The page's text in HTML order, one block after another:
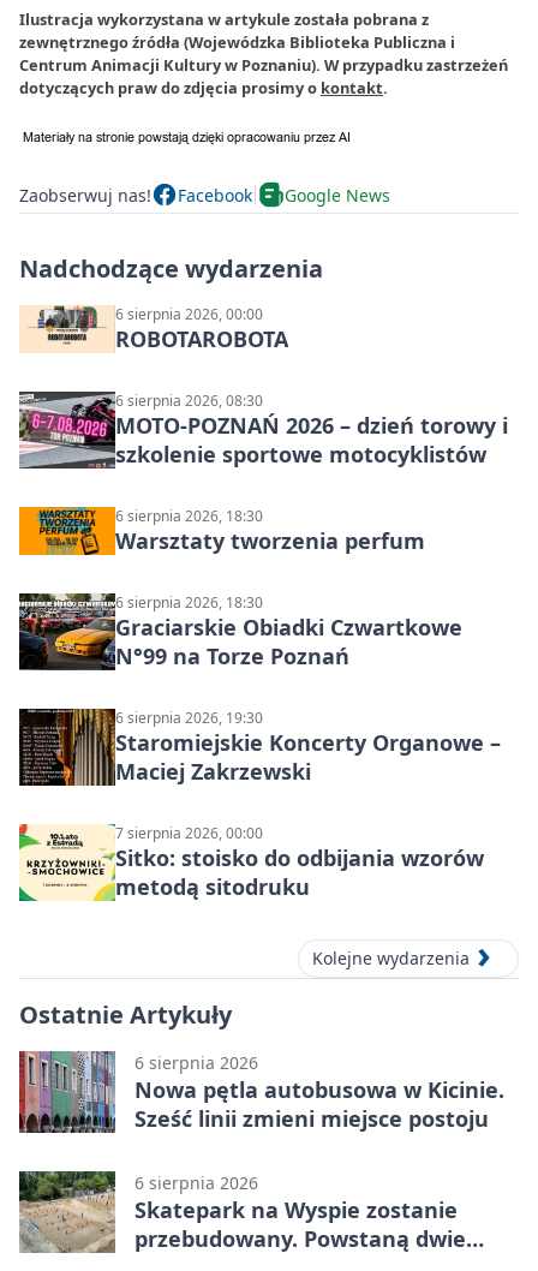
Ilustracja wykorzystana w artykule została pobrana z
zewnętrznego źródła (Wojewódzka Biblioteka Publiczna i
Centrum Animacji Kultury w Poznaniu). W przypadku zastrzeżeń
dotyczących praw do zdjęcia prosimy o kontakt.
Zaobserwuj nas! Facebook Google News
Nadchodzące wydarzenia
6 sierpnia 2026, 00:00
ROBOTAROBOTA
6 sierpnia 2026, 08:30
MOTO-POZNAŃ 2026 – dzień torowy i
szkolenie sportowe motocyklistów
6 sierpnia 2026, 18:30
Warsztaty tworzenia perfum
6 sierpnia 2026, 18:30
Graciarskie Obiadki Czwartkowe
N°99 na Torze Poznań
6 sierpnia 2026, 19:30
Staromiejskie Koncerty Organowe –
Maciej Zakrzewski
7 sierpnia 2026, 00:00
Sitko: stoisko do odbijania wzorów
metodą sitodruku
Kolejne wydarzenia
Ostatnie Artykuły
6 sierpnia 2026
Nowa pętla autobusowa w Kicinie.
Sześć linii zmieni miejsce postoju
6 sierpnia 2026
Skatepark na Wyspie zostanie
przebudowany. Powstaną dwie